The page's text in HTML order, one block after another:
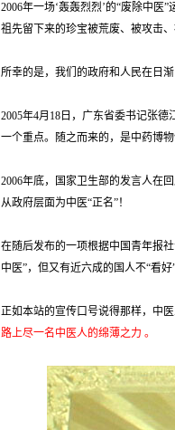
2006年一场‘轰轰烈烈’的“废除中医
祖先留下来的珍宝被荒废、被攻击
所幸的是，我们的政府和人民在日
2005年4月18日，广东省委书记张
一个重点。随之而来的，是中药博
2006年底，国家卫生部的发言人在
从政府层面为中医“正名”！
在随后发布的一项根据中国青年报
中医”，但又有近六成的国人不“看
正如本站的宣传口号说得那样，中
路上尽一名中医人的绵薄之力 。